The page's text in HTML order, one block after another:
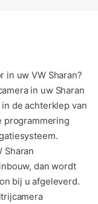
in uw VW Sharan?
in uw Sharan
de achterklep van
programmering
Sharan
dan wordt
bij u afgeleverd.